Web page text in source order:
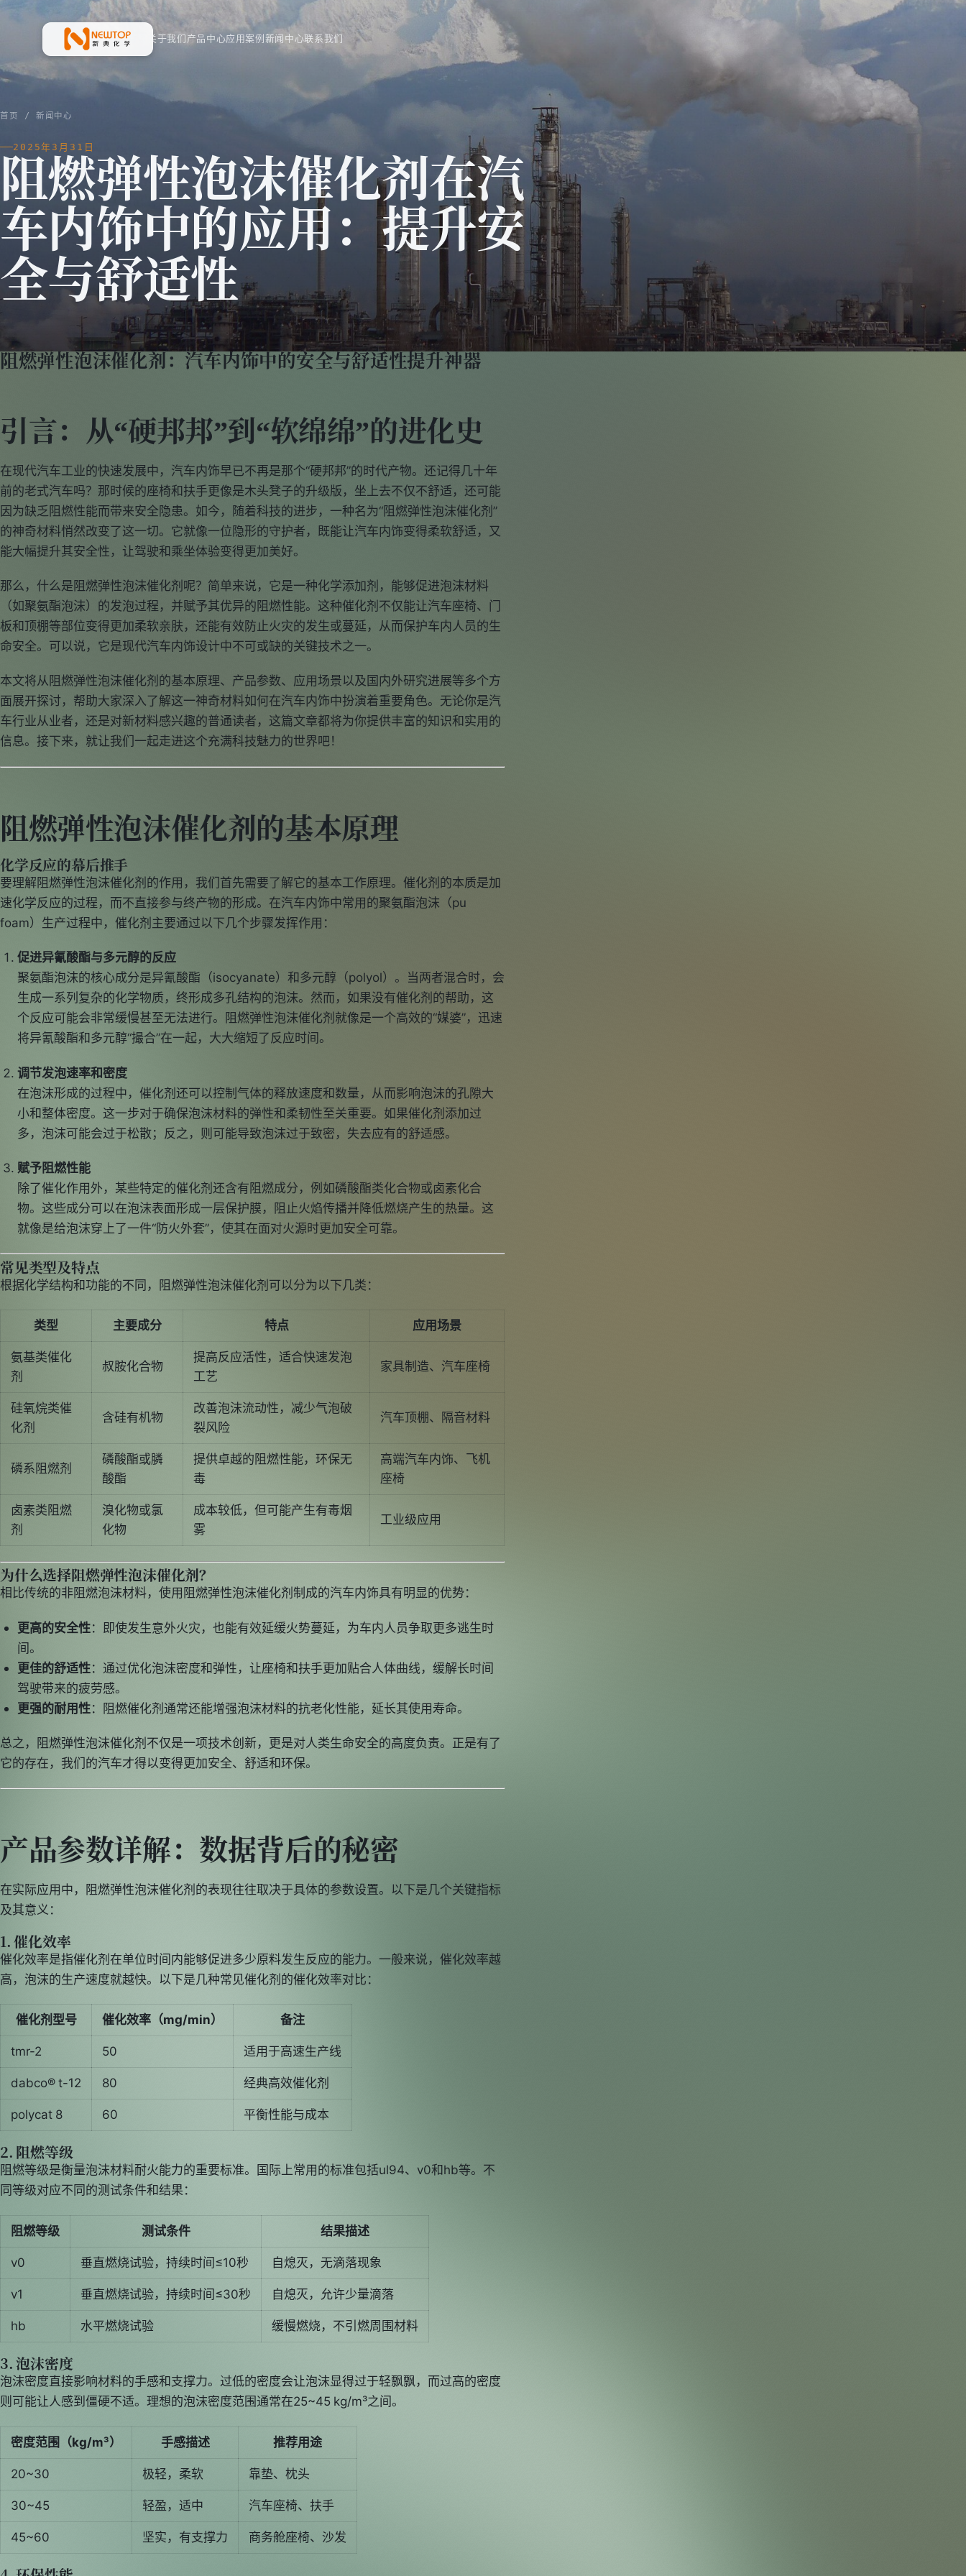
新典化学材料(上海)有限公司
首页 关于我们产品中心应用案例 新闻中心联系我们
首页 / 新闻中心
2025年3月31日
阻燃弹性泡沫催化剂在汽
车内饰中的应用：提升安
全与舒适性
阻燃弹性泡沫催化剂：汽车内饰中的安全与舒适性提升神器
引言：从“硬邦邦”到“软绵绵”的进化史
在现代汽车工业的快速发展中，汽车内饰早已不再是那个“硬邦邦”的时代产物。还记得几十年
前的老式汽车吗？那时候的座椅和扶手更像是木头凳子的升级版，坐上去不仅不舒适，还可能
因为缺乏阻燃性能而带来安全隐患。如今，随着科技的进步，一种名为“阻燃弹性泡沫催化剂”
的神奇材料悄然改变了这一切。它就像一位隐形的守护者，既能让汽车内饰变得柔软舒适，又
能大幅提升其安全性，让驾驶和乘坐体验变得更加美好。
那么，什么是阻燃弹性泡沫催化剂呢？简单来说，它是一种化学添加剂，能够促进泡沫材料
（如聚氨酯泡沫）的发泡过程，并赋予其优异的阻燃性能。这种催化剂不仅能让汽车座椅、门
板和顶棚等部位变得更加柔软亲肤，还能有效防止火灾的发生或蔓延，从而保护车内人员的生
命安全。可以说，它是现代汽车内饰设计中不可或缺的关键技术之一。
本文将从阻燃弹性泡沫催化剂的基本原理、产品参数、应用场景以及国内外研究进展等多个方
面展开探讨，帮助大家深入了解这一神奇材料如何在汽车内饰中扮演着重要角色。无论你是汽
车行业从业者，还是对新材料感兴趣的普通读者，这篇文章都将为你提供丰富的知识和实用的
信息。接下来，就让我们一起走进这个充满科技魅力的世界吧！
阻燃弹性泡沫催化剂的基本原理
化学反应的幕后推手
要理解阻燃弹性泡沫催化剂的作用，我们首先需要了解它的基本工作原理。催化剂的本质是加
速化学反应的过程，而不直接参与终产物的形成。在汽车内饰中常用的聚氨酯泡沫（pu
foam）生产过程中，催化剂主要通过以下几个步骤发挥作用：
促进异氰酸酯与多元醇的反应
聚氨酯泡沫的核心成分是异氰酸酯（isocyanate）和多元醇（polyol）。当两者混合时，会
生成一系列复杂的化学物质，终形成多孔结构的泡沫。然而，如果没有催化剂的帮助，这
个反应可能会非常缓慢甚至无法进行。阻燃弹性泡沫催化剂就像是一个高效的“媒婆”，迅速
将异氰酸酯和多元醇“撮合”在一起，大大缩短了反应时间。
调节发泡速率和密度
在泡沫形成的过程中，催化剂还可以控制气体的释放速度和数量，从而影响泡沫的孔隙大
小和整体密度。这一步对于确保泡沫材料的弹性和柔韧性至关重要。如果催化剂添加过
多，泡沫可能会过于松散；反之，则可能导致泡沫过于致密，失去应有的舒适感。
赋予阻燃性能
除了催化作用外，某些特定的催化剂还含有阻燃成分，例如磷酸酯类化合物或卤素化合
物。这些成分可以在泡沫表面形成一层保护膜，阻止火焰传播并降低燃烧产生的热量。这
就像是给泡沫穿上了一件“防火外套”，使其在面对火源时更加安全可靠。
常见类型及特点
根据化学结构和功能的不同，阻燃弹性泡沫催化剂可以分为以下几类：
类型 主要成分 特点
应用场景
氨基类催化
剂
叔胺化合物
提高反应活性，适合快速发泡
工艺
家具制造、汽车座椅
硅氧烷类催
化剂
含硅有机物
改善泡沫流动性，减少气泡破
裂风险
汽车顶棚、隔音材料
磷系阻燃剂
磷酸酯或膦
酸酯
提供卓越的阻燃性能，环保无
毒
高端汽车内饰、飞机
座椅
卤素类阻燃
剂
溴化物或氯
化物
成本较低，但可能产生有毒烟
雾
工业级应用
为什么选择阻燃弹性泡沫催化剂？
相比传统的非阻燃泡沫材料，使用阻燃弹性泡沫催化剂制成的汽车内饰具有明显的优势：
更高的安全性：即使发生意外火灾，也能有效延缓火势蔓延，为车内人员争取更多逃生时
间。
更佳的舒适性：通过优化泡沫密度和弹性，让座椅和扶手更加贴合人体曲线，缓解长时间
驾驶带来的疲劳感。
更强的耐用性：阻燃催化剂通常还能增强泡沫材料的抗老化性能，延长其使用寿命。
总之，阻燃弹性泡沫催化剂不仅是一项技术创新，更是对人类生命安全的高度负责。正是有了
它的存在，我们的汽车才得以变得更加安全、舒适和环保。
产品参数详解：数据背后的秘密
在实际应用中，阻燃弹性泡沫催化剂的表现往往取决于具体的参数设置。以下是几个关键指标
及其意义：
1. 催化效率
催化效率是指催化剂在单位时间内能够促进多少原料发生反应的能力。一般来说，催化效率越
高，泡沫的生产速度就越快。以下是几种常见催化剂的催化效率对比：
催化剂型号 催化效率（mg/min）
备注
tmr-2
50
适用于高速生产线
dabco® t-12
80
经典高效催化剂
polycat 8
60 平衡性能与成本
2. 阻燃等级
阻燃等级是衡量泡沫材料耐火能力的重要标准。国际上常用的标准包括ul94、v0和hb等。不
同等级对应不同的测试条件和结果：
阻燃等级 测试条件
结果描述
v0
垂直燃烧试验，持续时间≤10秒
自熄灭，无滴落现象
v1
垂直燃烧试验，持续时间≤30秒
自熄灭，允许少量滴落
hb
水平燃烧试验 缓慢燃烧，不引燃周围材料
3. 泡沫密度
泡沫密度直接影响材料的手感和支撑力。过低的密度会让泡沫显得过于轻飘飘，而过高的密度
则可能让人感到僵硬不适。理想的泡沫密度范围通常在25~45 kg/m³之间。
密度范围（kg/m³） 手感描述
推荐用途
20~30
极轻，柔软
靠垫、枕头
30~45
轻盈，适中
汽车座椅、扶手
45~60
坚实，有支撑力 商务舱座椅、沙发